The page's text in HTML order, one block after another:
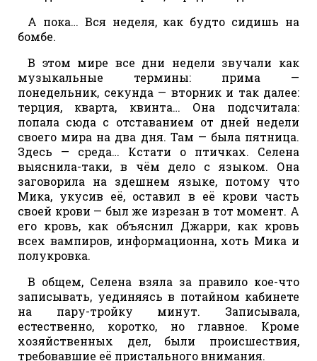
А пока… Вся неделя, как будто сидишь на
бомбе.
В этом мире все дни недели звучали как
музыкальные термины: прима —
понедельник, секунда — вторник и так далее:
терция, кварта, квинта… Она подсчитала:
попала сюда с отставанием от дней недели
своего мира на два дня. Там — была пятница.
Здесь — среда… Кстати о птичках. Селена
выяснила-таки, в чём дело с языком. Она
заговорила на здешнем языке, потому что
Мика, укусив её, оставил в её крови часть
своей крови — был же изрезан в тот момент. А
его кровь, как объяснил Джарри, как кровь
всех вампиров, информационна, хоть Мика и
полукровка.
В общем, Селена взяла за правило кое-что
записывать, уединяясь в потайном кабинете
на пару-тройку минут. Записывала,
естественно, коротко, но главное. Кроме
хозяйственных дел, были происшествия,
требовавшие её пристального внимания.